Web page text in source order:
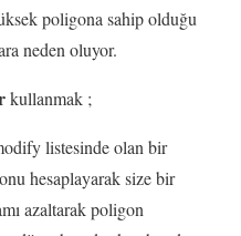
poligona sahip olduğu
neden oluyor.
kullanmak ;
listesinde olan bir
hesaplayarak size bir
azaltarak poligon